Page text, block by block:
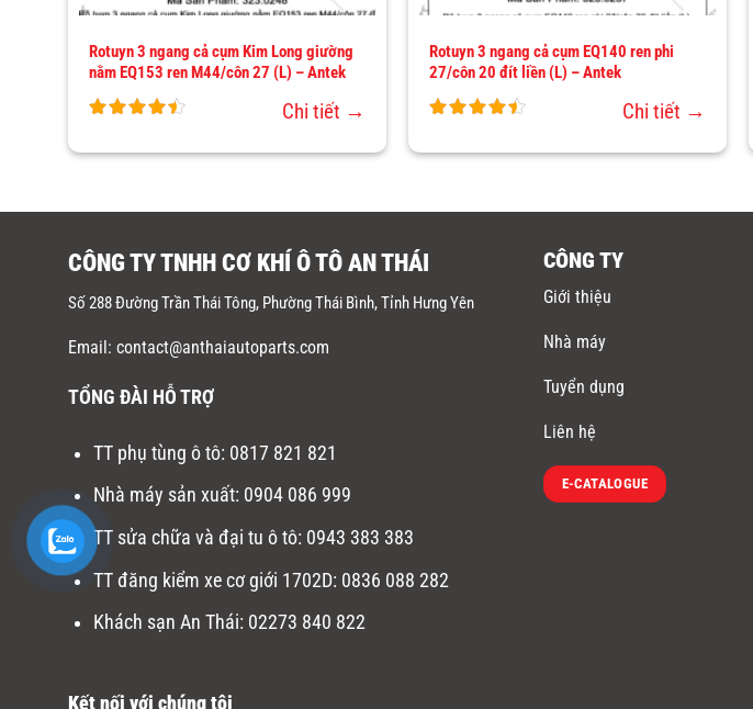
Rotuyn 3 ngang cả cụm Kim Long giường
nằm EQ153 ren M44/côn 27 (L) – Antek
Chi tiết →
Rotuyn 3 ngang cả cụm EQ140 ren phi
27/côn 20 đít liền (L) – Antek
Chi tiết →
CÔNG TY TNHH CƠ KHÍ Ô TÔ AN THÁI
Số 288 Đường Trần Thái Tông, Phường Thái Bình, Tỉnh Hưng Yên
Email: contact@anthaiautoparts.com
TỔNG ĐÀI HỖ TRỢ
TT phụ tùng ô tô: 0817 821 821
Nhà máy sản xuất: 0904 086 999
TT sửa chữa và đại tu ô tô: 0943 383 383
TT đăng kiểm xe cơ giới 1702D: 0836 088 282
Khách sạn An Thái: 02273 840 822
Kết nối với chúng tôi
CÔNG TY
Giới thiệu
Nhà máy
Tuyển dụng
Liên hệ
E-CATALOGUE